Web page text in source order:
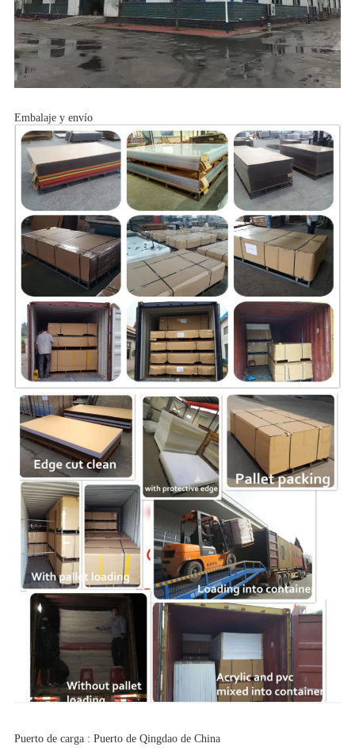
Embalaje y envío
Puerto de carga : Puerto de Qingdao de China